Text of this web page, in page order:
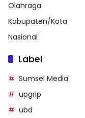
Olahraga
Kabupaten/Kota
Nasional
Label
Sumsel Media
upgrip
ubd